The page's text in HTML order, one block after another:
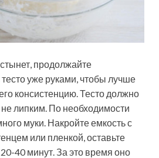
продолжайте
уже руками, чтобы лучше
консистенцию. Тесто должно
липким. По необходимости
муки. Накройте емкость с
или пленкой, оставьте
20-40 минут. За это время оно